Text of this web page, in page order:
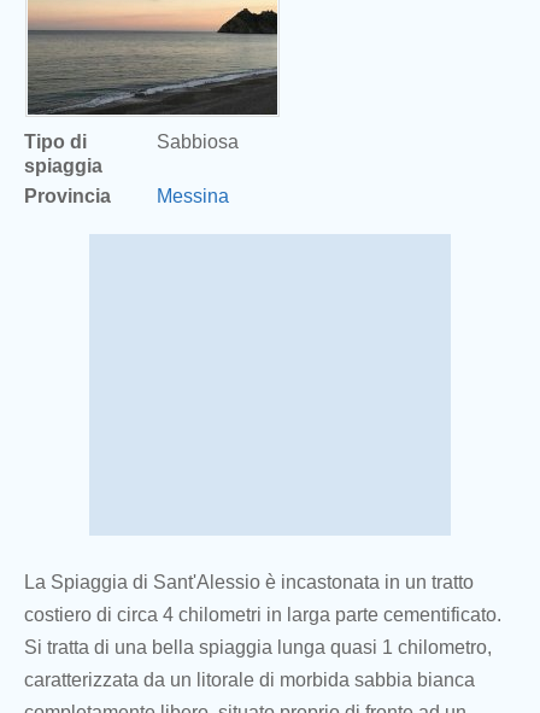
Tipo di
spiaggia
Sabbiosa
Provincia Messina
La Spiaggia di Sant'Alessio è incastonata in un tratto
costiero di circa 4 chilometri in larga parte cementificato.
Si tratta di una bella spiaggia lunga quasi 1 chilometro,
caratterizzata da un litorale di morbida sabbia bianca